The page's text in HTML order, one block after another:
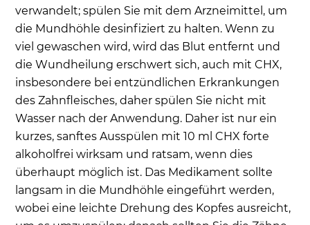
verwandelt; spülen Sie mit dem Arzneimittel, um
die Mundhöhle desinfiziert zu halten. Wenn zu
viel gewaschen wird, wird das Blut entfernt und
die Wundheilung erschwert sich, auch mit CHX,
insbesondere bei entzündlichen Erkrankungen
des Zahnfleisches, daher spülen Sie nicht mit
Wasser nach der Anwendung. Daher ist nur ein
kurzes, sanftes Ausspülen mit 10 ml CHX forte
alkoholfrei wirksam und ratsam, wenn dies
überhaupt möglich ist. Das Medikament sollte
langsam in die Mundhöhle eingeführt werden,
wobei eine leichte Drehung des Kopfes ausreicht,